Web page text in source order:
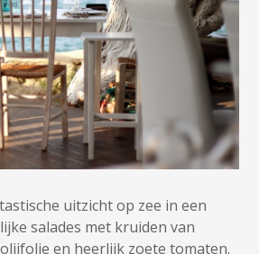
uitzicht op zee in een
salades met kruiden van
en heerlijk zoete tomaten.